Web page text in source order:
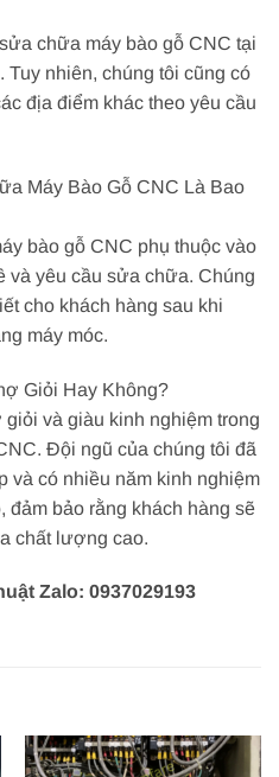
chữa máy bào gỗ CNC tại
Tuy nhiên, chúng tôi cũng có
địa điểm khác theo yêu cầu
Máy Bào Gỗ CNC Là Bao
bào gỗ CNC phụ thuộc vào
và yêu cầu sửa chữa. Chúng
cho khách hàng sau khi
máy móc.
Giỏi Hay Không?
và giàu kinh nghiệm trong
Đội ngũ của chúng tôi đã
và có nhiều năm kinh nghiệm
đảm bảo rằng khách hàng sẽ
chất lượng cao.
Zalo: 0937029193